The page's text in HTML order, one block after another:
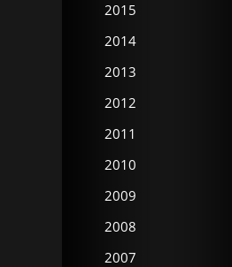
2015
2014
2013
2012
2011
2010
2009
2008
2007